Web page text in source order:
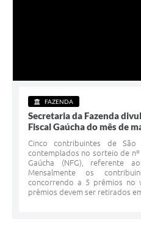
FAZENDA
Secretaria da Fazenda
Fiscal Gaúcha do mês de
Cinco contribuintes de
contemplados no sorteio de
Gaúcha (NFG), referente
Mensalmente os
concorrendo a 5 prêmios no
prêmios devem ser retirados em